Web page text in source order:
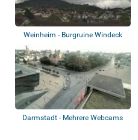
Weinheim - Burgruine Windeck
Darmstadt - Mehrere Webcams